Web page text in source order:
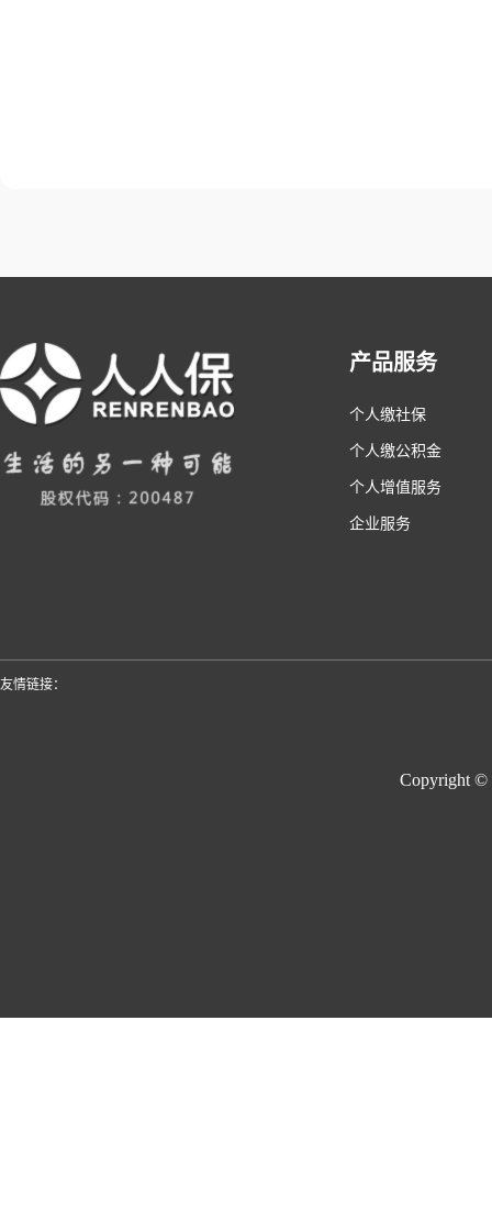
产品服务
个人缴社保
个人缴公积金
个人增值服务
企业服务
友情链接：
Copyright ©